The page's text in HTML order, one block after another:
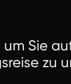
um Sie
zu